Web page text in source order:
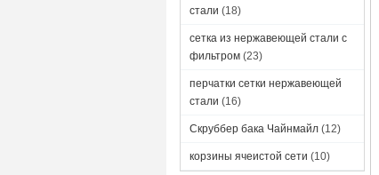
стали (18)
сетка из нержавеющей стали с
фильтром (23)
перчатки сетки нержавеющей
стали (16)
Скруббер бака Чайнмайл (12)
корзины ячеистой сети (10)